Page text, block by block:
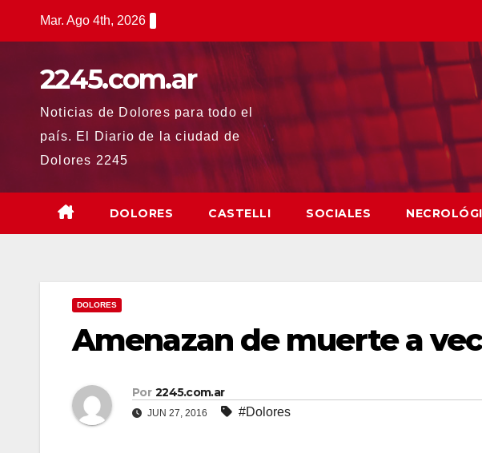
Mar. Ago 4th, 2026
2245.com.ar
Noticias de Dolores para todo el
país. El Diario de la ciudad de
Dolores 2245
DOLORES CASTELLI SOCIALES
DOLORES
Amenazan de muerte a
Por 2245.com.ar
JUN 27, 2016 #Dolores